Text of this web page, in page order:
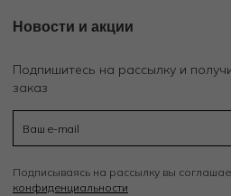
Новости и акции
Подпишитесь на рассылку и
заказ
Подписываясь на рассылку вы
конфиденциальности